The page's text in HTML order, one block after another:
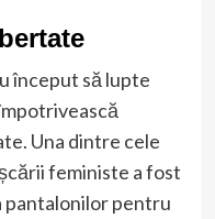
început să lupte
Una dintre cele
feministe a fost
pantalonilor pentru